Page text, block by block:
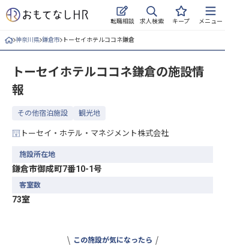
転職相談 求人検索 キープ メニュー
ログイン
求人・施設を探す
おもてなしHRについて
ご利用の流れ
ホテル・宿泊業界情報コラム
神奈川県 鎌倉市 トーセイホテルココネ鎌倉
トーセイホテルココネ鎌倉の施設情
報
その他宿泊施設 観光地
トーセイ・ホテル・マネジメント株式会社
施設所在地
鎌倉市御成町7番10-1号
客室数
73室
この施設が気になったら